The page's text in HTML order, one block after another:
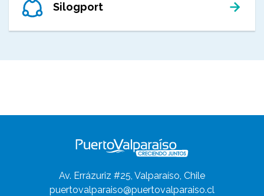
Silogport
Av. Errázuriz #25, Valparaíso, Chile
puertovalparaiso@puertovalparaiso.cl